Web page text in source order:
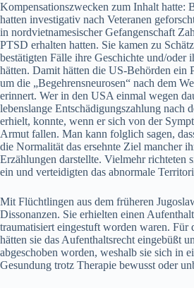
Kompensationszwecken zum Inhalt hatte:
hatten investigativ nach Veteranen
in nordvietnamesischer Gefangenschaft
PTSD erhalten hatten. Sie kamen zu
bestätigten Fälle ihre Geschichte und/oder
hätten. Damit hätten die US-Behörden ein
um die „Begehrensneurosen“ nach dem
erinnert. Wer in den USA einmal wegen
lebenslange Entschädigungszahlung nach
erhielt, konnte, wenn er sich von der
Armut fallen. Man kann folglich sagen,
die Normalität das ersehnte Ziel mancher
Erzählungen darstellte. Vielmehr richteten
ein und verteidigten das abnormale
Mit Flüchtlingen aus dem früheren
Dissonanzen. Sie erhielten einen
traumatisiert eingestuft worden waren. Für
hätten sie das Aufenthaltsrecht eingebüßt
abgeschoben worden, weshalb sie sich in
Gesundung trotz Therapie bewusst oder